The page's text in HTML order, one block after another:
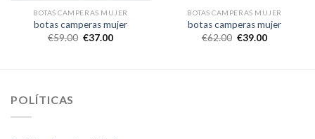
BOTAS CAMPERAS MUJER
botas camperas mujer
€59.00 €37.00
BOTAS CAMPERAS MUJER
botas camperas mujer
€62.00 €39.00
POLÍTICAS